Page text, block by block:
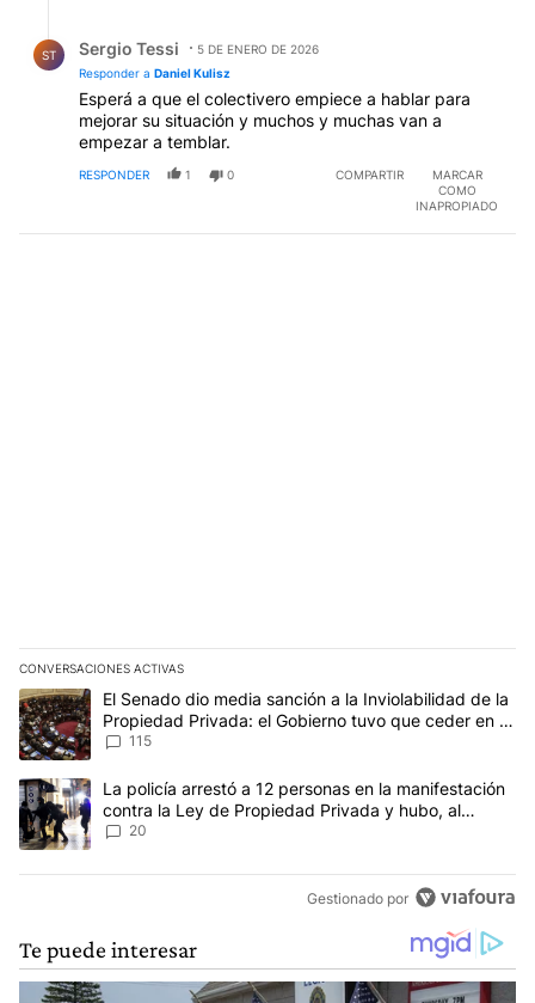
ST Sergio Tessi
5 DE ENERO DE 2026
Responder a Daniel Kulisz
Esperá a que el colectivero empiece a hablar para
mejorar su situación y muchos y muchas van a
empezar a temblar.
RESPONDER 1 0 COMPARTIR
MARCAR
COMO
INAPROPIADO
CONVERSACIONES ACTIVAS
Este listado muestra los artículos con más comentarios en los
Un artículo de tendencia con el título "El Senado dio media
El Senado dio media sanción a la Inviolabilidad de la
Propiedad Privada: el Gobierno tuvo que ceder en la
Ley del Manejo del Fuego
115
Un artículo de tendencia con el título "La policía arrestó a 12
La policía arrestó a 12 personas en la manifestación
contra la Ley de Propiedad Privada y hubo, al
menos, 3 agentes heridos
20
Gestionado por